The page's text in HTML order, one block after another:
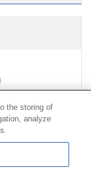
Sanitari
the storing of
analyze